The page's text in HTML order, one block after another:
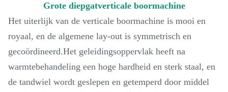
Grote diepgatverticale boormachine
Het uiterlijk van de verticale boormachine is mooi en
royaal, en de algemene lay-out is symmetrisch en
gecoördineerd.Het geleidingsoppervlak heeft na
warmtebehandeling een hoge hardheid en sterk staal, en
de tandwiel wordt geslepen en getemperd door middel